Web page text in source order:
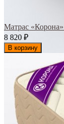
Матрас
8 820 ₽
В корзину